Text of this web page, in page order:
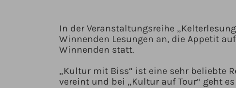
In der Veranstaltungsreihe
Winnenden Lesungen an, die Appetit
Winnenden statt.
„Kultur mit Biss“ ist eine sehr beliebte
vereint und bei „Kultur auf Tour“ geht